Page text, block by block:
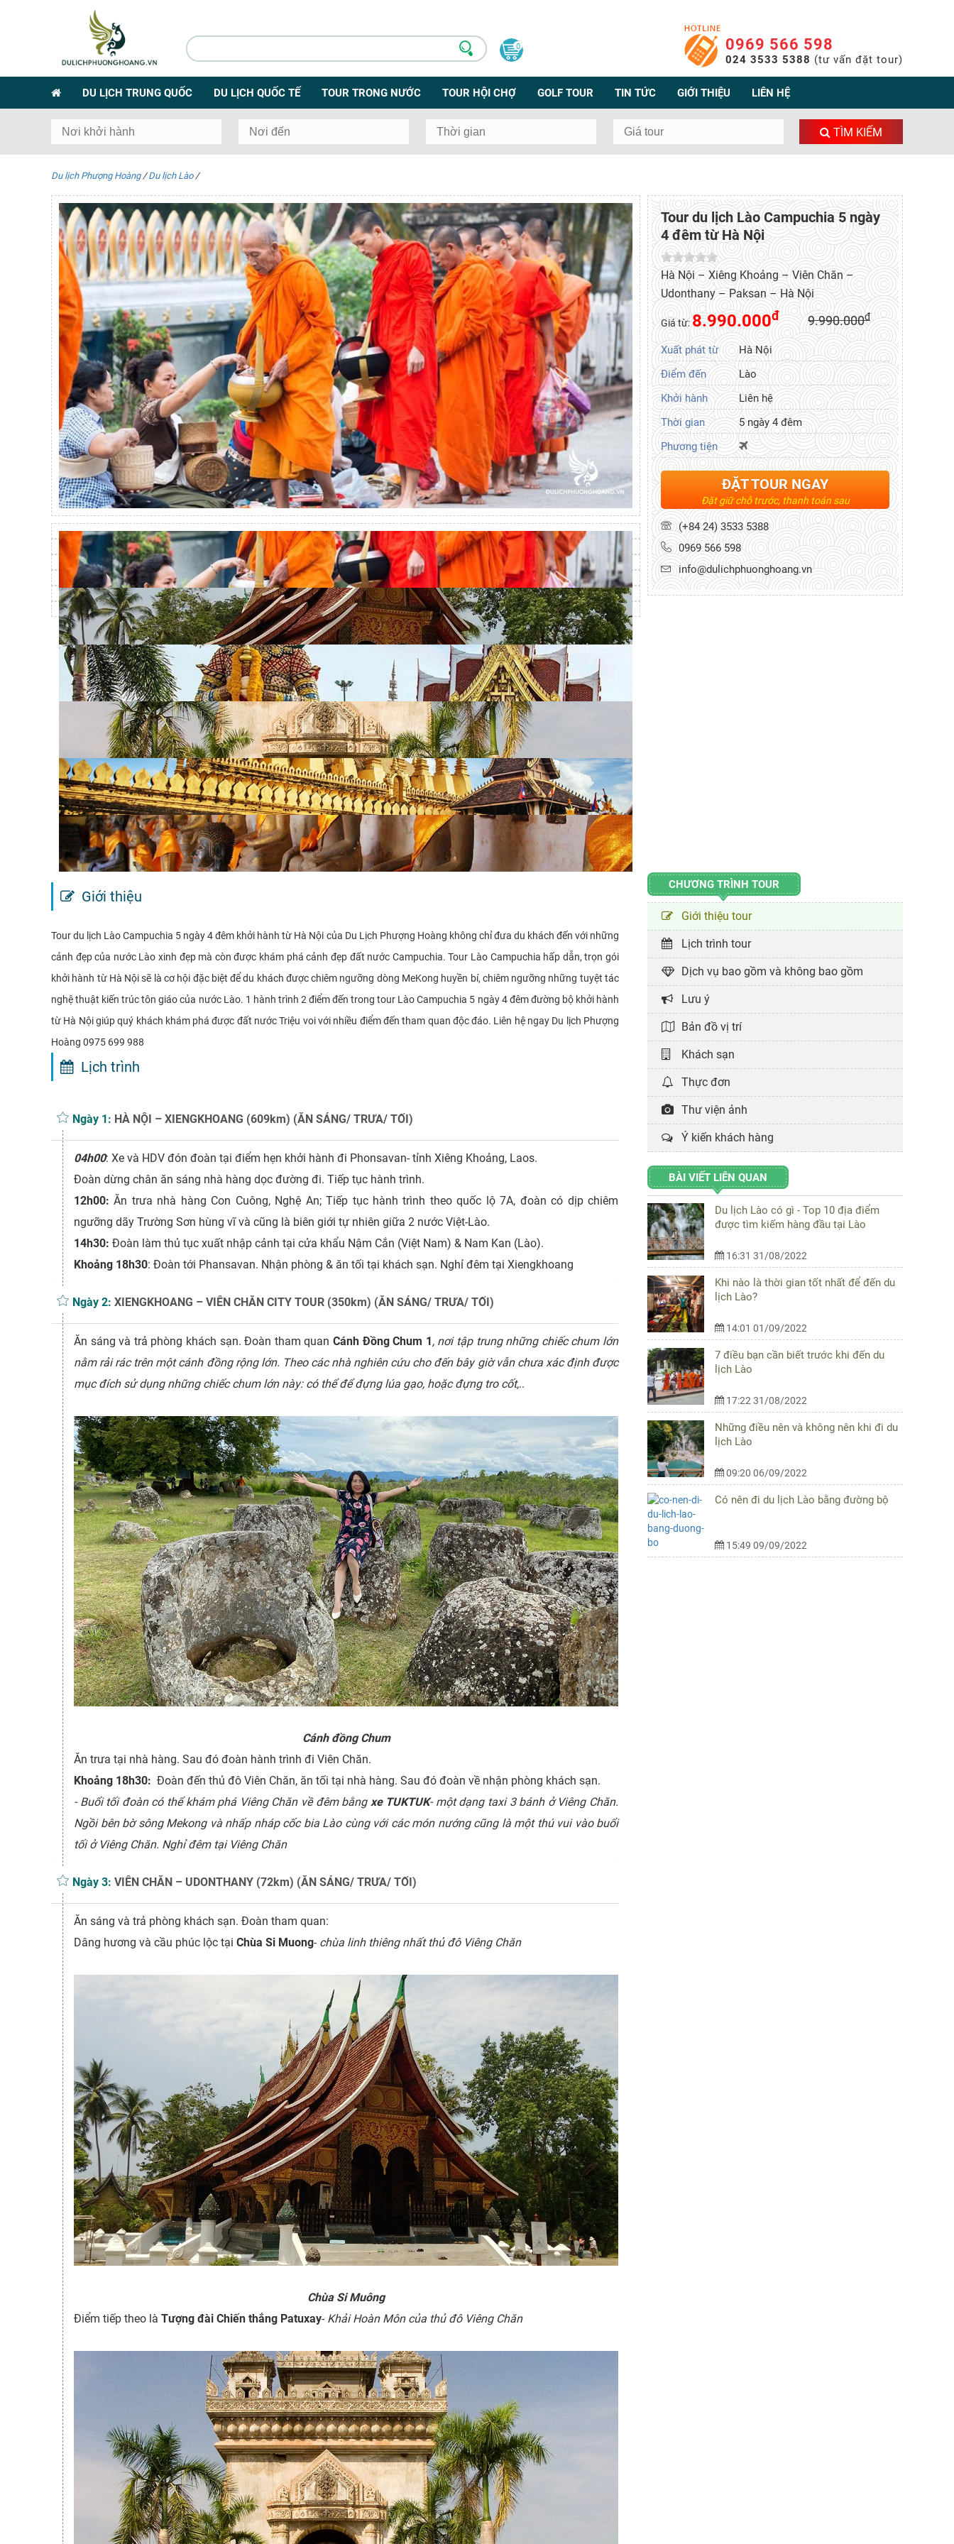
0 0969 566 598
024 3533 5388 (tư vấn đặt tour)
DU LỊCH TRUNG QUỐC DU LỊCH QUỐC TẾ TOUR TRONG NƯỚC TOUR HỘI CHỢ GOLF TOUR TIN TỨC GIỚI THIỆU LIÊN HỆ
TÌM KIẾM
Du lịch Phượng Hoàng / Du lịch Lào /
Tour du lịch Lào Campuchia 5 ngày
4 đêm từ Hà Nội
Hà Nội – Xiêng Khoảng – Viên Chăn –
Udonthany – Paksan – Hà Nội
Giá từ:8.990.000đ 9.990.000đ
Xuất phát từ
Hà Nội
Điểm đến
Lào
Khởi hành
Liên hệ
Thời gian
5 ngày 4 đêm
Phương tiện
ĐẶT TOUR NGAY
Đặt giữ chỗ trước, thanh toán sau
(+84 24) 3533 5388
0969 566 598
info@dulichphuonghoang.vn
Giới thiệu
Tour du lịch Lào Campuchia 5 ngày 4 đêm khởi hành từ Hà Nội của Du Lịch Phượng Hoàng không chỉ đưa du khách đến với những
cảnh đẹp của nước Lào xinh đẹp mà còn được khám phá cảnh đẹp đất nước Campuchia. Tour Lào Campuchia hấp dẫn, trọn gói
khởi hành từ Hà Nội sẽ là cơ hội đặc biệt để du khách được chiêm ngưỡng dòng MeKong huyền bí, chiêm ngưỡng những tuyệt tác
nghệ thuật kiến trúc tôn giáo của nước Lào. 1 hành trình 2 điểm đến trong tour Lào Campuchia 5 ngày 4 đêm đường bộ khởi hành
từ Hà Nội giúp quý khách khám phá được đất nước Triệu voi với nhiều điểm đến tham quan độc đáo. Liên hệ ngay Du lịch Phượng
Hoàng 0975 699 988
Lịch trình
Ngày 1: HÀ NỘI – XIENGKHOANG (609km) (ĂN SÁNG/ TRƯA/ TỐI)
04h00: Xe và HDV đón đoàn tại điểm hẹn khởi hành đi Phonsavan- tỉnh Xiêng Khoảng, Laos.
Đoàn dừng chân ăn sáng nhà hàng dọc đường đi. Tiếp tục hành trình.
12h00: Ăn trưa nhà hàng Con Cuông, Nghệ An; Tiếp tục hành trình theo quốc lộ 7A, đoàn có dịp chiêm
ngưỡng dãy Trường Sơn hùng vĩ và cũng là biên giới tự nhiên giữa 2 nước Việt-Lào.
14h30: Đoàn làm thủ tục xuất nhập cảnh tại cửa khẩu Nậm Cắn (Việt Nam) & Nam Kan (Lào).
Khoảng 18h30: Đoàn tới Phansavan. Nhận phòng & ăn tối tại khách sạn. Nghỉ đêm tại Xiengkhoang
Ngày 2: XIENGKHOANG – VIÊN CHĂN CITY TOUR (350km) (ĂN SÁNG/ TRƯA/ TỐI)
Ăn sáng và trả phòng khách sạn. Đoàn tham quan Cánh Đồng Chum 1, nơi tập trung những chiếc chum lớn
nằm rải rác trên một cánh đồng rộng lớn. Theo các nhà nghiên cứu cho đến bây giờ vẫn chưa xác định được
mục đích sử dụng những chiếc chum lớn này: có thể để đựng lúa gạo, hoặc đựng tro cốt,..
Cánh đồng Chum
Ăn trưa tại nhà hàng. Sau đó đoàn hành trình đi Viên Chăn.
Khoảng 18h30: Đoàn đến thủ đô Viên Chăn, ăn tối tại nhà hàng. Sau đó đoàn về nhận phòng khách sạn.
- Buổi tối đoàn có thể khám phá Viêng Chăn về đêm bằng xe TUKTUK- một dạng taxi 3 bánh ở Viêng Chăn.
Ngồi bên bờ sông Mekong và nhấp nháp cốc bia Lào cùng với các món nướng cũng là một thú vui vào buổi
tối ở Viêng Chăn. Nghỉ đêm tại Viêng Chăn
Ngày 3: VIÊN CHĂN – UDONTHANY (72km) (ĂN SÁNG/ TRƯA/ TỐI)
Ăn sáng và trả phòng khách sạn. Đoàn tham quan:
Dâng hương và cầu phúc lộc tại Chùa Si Muong- chùa linh thiêng nhất thủ đô Viêng Chăn
Chùa Si Muông
Điểm tiếp theo là Tượng đài Chiến thắng Patuxay- Khải Hoàn Môn của thủ đô Viêng Chăn
CHƯƠNG TRÌNH TOUR
Giới thiệu tour
Lịch trình tour
Dịch vụ bao gồm và không bao gồm
Lưu ý
Bản đồ vị trí
Khách sạn
Thực đơn
Thư viện ảnh
Ý kiến khách hàng
BÀI VIẾT LIÊN QUAN
Du lịch Lào có gì - Top 10 địa điểm
được tìm kiếm hàng đầu tại Lào
16:31 31/08/2022
Khi nào là thời gian tốt nhất để đến du
lịch Lào?
14:01 01/09/2022
7 điều bạn cần biết trước khi đến du
lịch Lào
17:22 31/08/2022
Những điều nên và không nên khi đi du
lịch Lào
09:20 06/09/2022
Có nên đi du lịch Lào bằng đường bộ
15:49 09/09/2022